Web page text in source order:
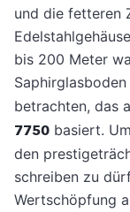
und die fetteren
bis 200 Meter
betrachten, das
7750 basiert.
den
schreiben zu
Wertschöpfung